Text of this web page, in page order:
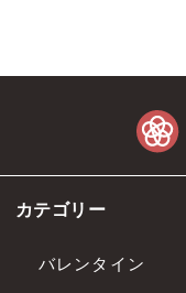
カテゴリー
バレンタイン